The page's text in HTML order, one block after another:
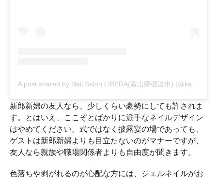
A post shared by Nail Salon LIBERA(富山県砺波市) (@kahoru.taiko)
新郎新婦の友人なら、少しくらい豪勢にしても許されま
す。とはいえ、ここぞとばかりに派手なネイルデザイン
はやめてください。式ではなく披露宴の場であっても、
ゲストは新郎新婦よりも目立たないのがマナーですが、
友人なら親族や職場関係者よりも自由度が聞きます。
色落ちや剥がれるのが心配な方には、ジェルネイルがお